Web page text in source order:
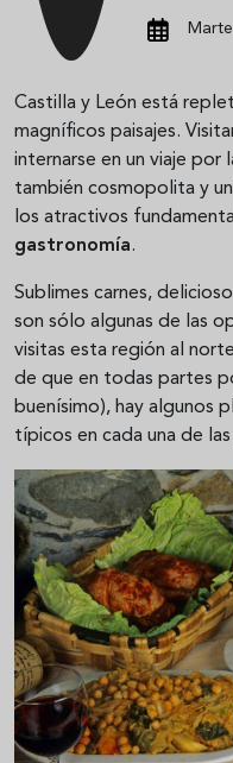
Castilla y León está
magníficos paisajes.
internarse en un viaje por
también cosmopolita y
los atractivos
gastronomía.
Sublimes carnes,
son sólo algunas de las
visitas esta región al
de que en todas partes
buenísimo), hay algunos
típicos en cada una de